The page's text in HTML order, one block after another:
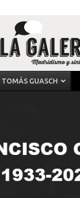
TOMÁS GUASCH